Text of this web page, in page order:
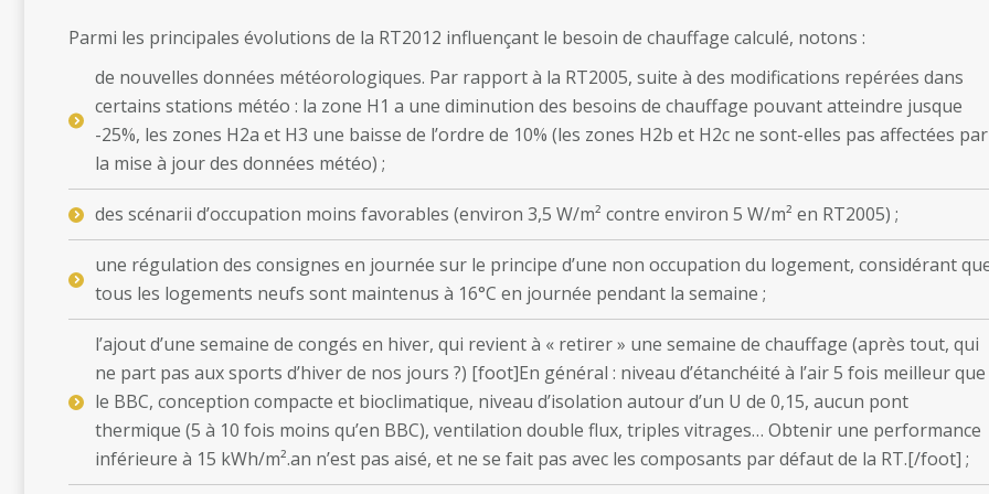
Parmi les principales évolutions de la RT2012 influençant le besoin de chauffage calculé, notons :
de nouvelles données météorologiques. Par rapport à la RT2005, suite à des modifications repérées dans
certains stations météo : la zone H1 a une diminution des besoins de chauffage pouvant atteindre jusque
-25%, les zones H2a et H3 une baisse de l’ordre de 10% (les zones H2b et H2c ne sont-elles pas affectées par
la mise à jour des données météo) ;
des scénarii d’occupation moins favorables (environ 3,5 W/m² contre environ 5 W/m² en RT2005) ;
une régulation des consignes en journée sur le principe d’une non occupation du logement, considérant
tous les logements neufs sont maintenus à 16°C en journée pendant la semaine ;
l’ajout d’une semaine de congés en hiver, qui revient à « retirer » une semaine de chauffage (après tout, qui
ne part pas aux sports d’hiver de nos jours ?) [foot]En général : niveau d’étanchéité à l’air 5 fois meilleur que
le BBC, conception compacte et bioclimatique, niveau d’isolation autour d’un U de 0,15, aucun pont
thermique (5 à 10 fois moins qu’en BBC), ventilation double flux, triples vitrages… Obtenir une performance
inférieure à 15 kWh/m².an n’est pas aisé, et ne se fait pas avec les composants par défaut de la RT.[/foot] ;